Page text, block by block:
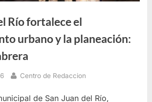
Río fortalece el
urbano y la planeación:
By
Centro de Redaccion
de San Juan del Río,